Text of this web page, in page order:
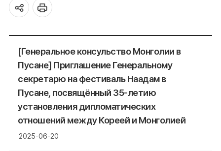
[Генеральное консульство Монголии в
Пусане] Приглашение Генеральному
секретарю на фестиваль Наадам в
Пусане, посвящённый 35-летию
установления дипломатических
отношений между Кореей и Монголией
2025-06-20